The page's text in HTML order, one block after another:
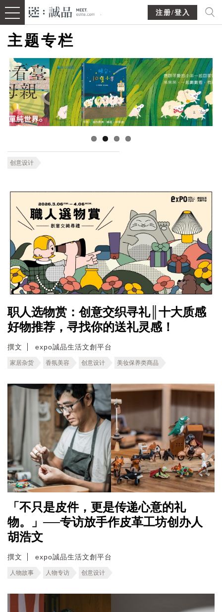
注册/登入
主题专栏
创意设计
职人选物赏：创意交织寻礼║十大质感
好物推荐，寻找你的送礼灵感！
撰文 expo誠品生活文創平台
家居杂货 香氛美容 创意设计 美妆保养类商品
「不只是皮件，更是传递心意的礼
物。」──专访放手作皮革工坊创办人
胡浩文
撰文 expo誠品生活文創平台
人物故事 人物专访 创意设计